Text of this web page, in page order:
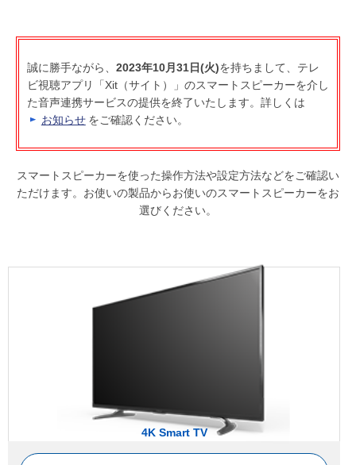
誠に勝手ながら、 2023年10月31日(火)を持ちまして、テレ
ビ視聴アプリ「Xit（サイト）」のスマートスピーカーを介し
た音声連携サービスの提供を終了いたします。詳しくは
お知らせ をご確認ください。
スマートスピーカーを使った操作方法や設定方法などをご確認い
ただけます。お使いの製品からお使いのスマートスピーカーをお
選びください。
4K Smart TV